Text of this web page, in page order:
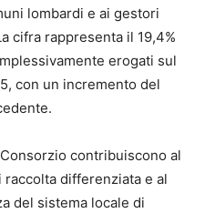
lombardi e ai gestori
cifra rappresenta il 19,4%
erogati sul
con un incremento del
contribuiscono al
differenziata e al
del sistema locale di